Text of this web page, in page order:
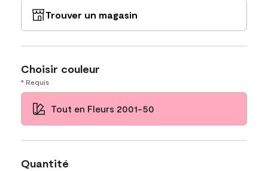
Trouver un magasin
Choisir couleur
* Requis
Tout en Fleurs 2001-50
Quantité